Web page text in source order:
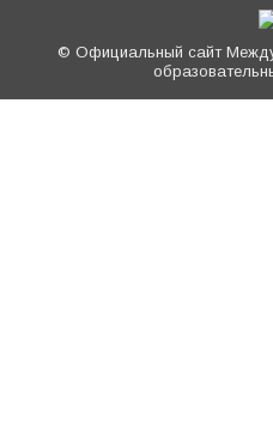
© Официальный сайт